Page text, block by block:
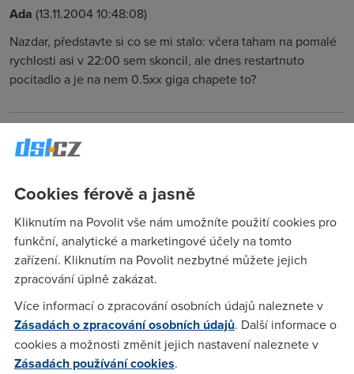
Ada (13.11.2004 10:48:08)
Nazdar, představte si co se mi stalo: včera taham na pomalé
rychlosti asi v 22:00 sem skoncil, ale dnes restartnuto
pocitadlo a je na nem 0.5xx giga chapete to?
tatik(13.11.2004 13:16:13)
neumime vestit.CHAPES TO?:-))
Nargon(13.11.2004 17:42:08)
Presne tak. Ja jsem treba dneska prenes 250 MB A restartnul
jsem si pocitadlo. Taky tady nikdo nevi o cem to melu.
Anonym(13.11.2004 19:51:56)
LOOOL
Cookies férově a jasně
Kliknutím na Povolit vše nám umožníte použití cookies pro
funkční, analytické a marketingové účely na tomto
zařízení. Kliknutím na Povolit nezbytné můžete jejich
zpracování úplně zakázat.
Více informací o zpracování osobních údajů naleznete v
Zásadách o zpracování osobních údajů. Další informace o
cookies a možnosti změnit jejich nastavení naleznete v
Zásadách používání cookies.